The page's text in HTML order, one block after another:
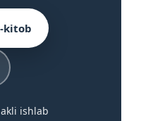
kitob
ishlab